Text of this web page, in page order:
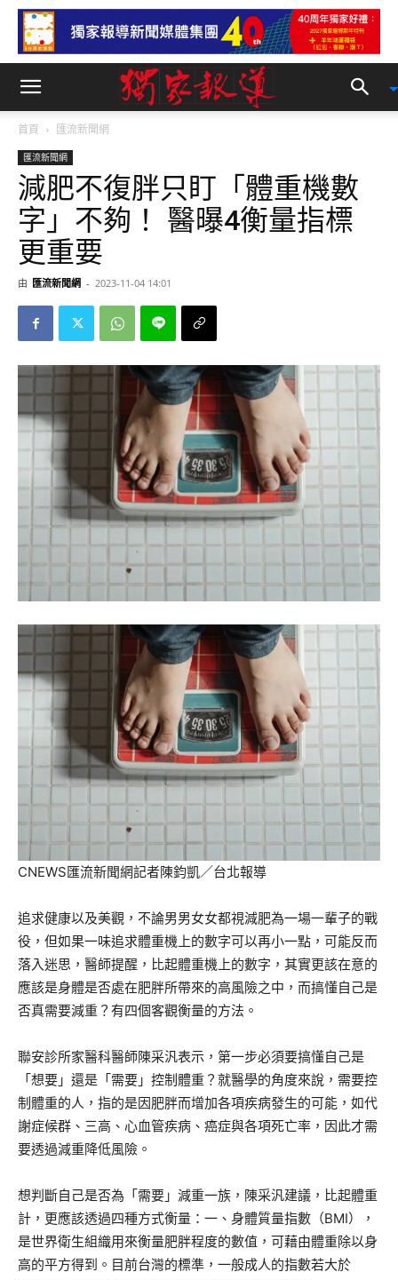
首頁 匯流新聞網
匯流新聞網
減肥不復胖只盯「體重機數
字」不夠！ 醫曝4衡量指標
更重要
由 匯流新聞網 - 2023-11-04 14:01
CNEWS匯流新聞網記者陳鈞凱／台北報導
追求健康以及美觀，不論男男女女都視減肥為一場一輩子的戰
役，但如果一味追求體重機上的數字可以再小一點，可能反而
落入迷思，醫師提醒，比起體重機上的數字，其實更該在意的
應該是身體是否處在肥胖所帶來的高風險之中，而搞懂自己是
否真需要減重？有四個客觀衡量的方法。
聯安診所家醫科醫師陳采汎表示，第一步必須要搞懂自己是
「想要」還是「需要」控制體重？就醫學的角度來說，需要控
制體重的人，指的是因肥胖而增加各項疾病發生的可能，如代
謝症候群、三高、心血管疾病、癌症與各項死亡率，因此才需
要透過減重降低風險。
想判斷自己是否為「需要」減重一族，陳采汎建議，比起體重
計，更應該透過四種方式衡量：一、身體質量指數（BMI），
是世界衛生組織用來衡量肥胖程度的數值，可藉由體重除以身
高的平方得到。目前台灣的標準，一般成人的指數若大於